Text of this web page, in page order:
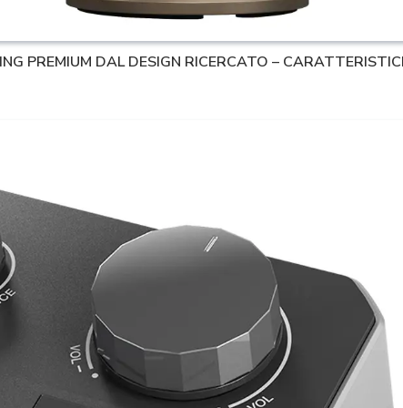
PREMIUM DAL DESIGN RICERCATO –